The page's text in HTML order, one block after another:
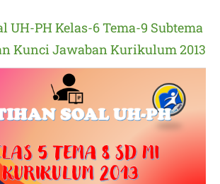
UH-PH Kelas-6 Tema-9 Subtema
Kunci Jawaban Kurikulum 2013